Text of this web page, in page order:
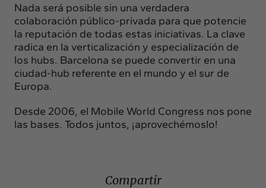
Nada será posible sin una verdadera
colaboración público-privada para que potencie
la reputación de todas estas iniciativas. La clave
radica en la verticalización y especialización de
los hubs. Barcelona se puede convertir en una
ciudad-hub referente en el mundo y el sur de
Europa.
Desde 2006, el Mobile World Congress nos pone
las bases. Todos juntos, ¡aprovechémoslo!
Compartir